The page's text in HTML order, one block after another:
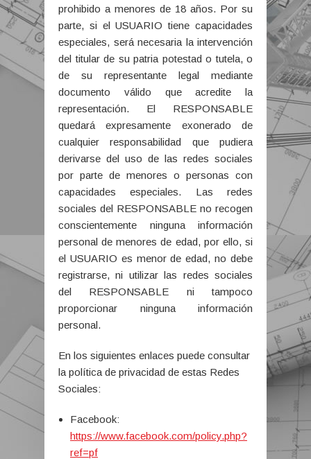
prohibido a menores de 18 años. Por su
parte, si el USUARIO tiene capacidades
especiales, será necesaria la intervención
del titular de su patria potestad o tutela, o
de su representante legal mediante
documento válido que acredite la
representación. El RESPONSABLE
quedará expresamente exonerado de
cualquier responsabilidad que pudiera
derivarse del uso de las redes sociales
por parte de menores o personas con
capacidades especiales. Las redes
sociales del RESPONSABLE no recogen
conscientemente ninguna información
personal de menores de edad, por ello, si
el USUARIO es menor de edad, no debe
registrarse, ni utilizar las redes sociales
del RESPONSABLE ni tampoco
proporcionar ninguna información
personal.
En los siguientes enlaces puede consultar
la política de privacidad de estas Redes
Sociales:
Facebook:
https://www.facebook.com/policy.php?
ref=pf